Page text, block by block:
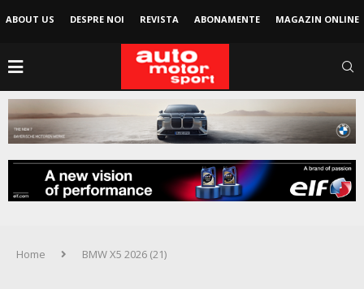
ABOUT US DESPRE NOI REVISTA ABONAMENTE MAGAZIN ONLINE
Home BMW X5 2026 (21)